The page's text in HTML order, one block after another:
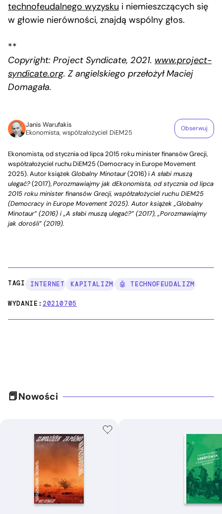
technofeudalnego wyzysku i niemieszczących się
w głowie nierówności, znajdą wspólny głos.
**
Copyright: Project Syndicate, 2021. www.project-
syndicate.org. Z angielskiego przełożył Maciej
Domagała.
Janis Warufakis
Ekonomista, współzałożyciel DiEM25
Obserwuj
Ekonomista, od stycznia od lipca 2015 roku minister finansów Grecji,
współzałożyciel ruchu DiEM25 (Democracy in Europe Movement
2025). Autor książek Globalny Minotaur(2016) iA słabi muszą
ulegać?(2017),Porozmawiajmy jak dEkonomista, od stycznia od lipca
2015 roku minister finansów Grecji, współzałożyciel ruchu DiEM25
(Democracy in Europe Movement 2025). Autor książek „Globalny
Minotaur” (2016) i „A słabi muszą ulegać?” (2017), „Porozmawiajmy
jak dorośli” (2019).
TAGI: INTERNET KAPITALIZM 🤖 TECHNOFEUDALIZM
WYDANIE:20210705
Nowości